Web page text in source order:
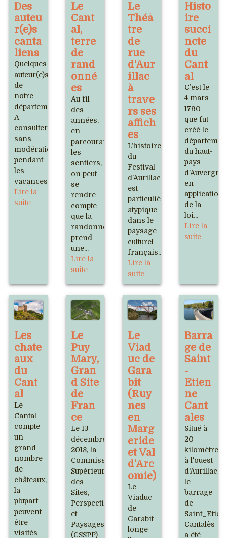
Des
auteu
r(e)s
canta
liens
Quelques
auteur(e)s
de
notre
département.
A
consulter
sans
modération
pendant
les
vacances.
Lire la
suite
Le
Cant
al,
terre
de
rand
onné
es
Au fil
des
années,
en
parcourant
les
sentiers,
on peut
se
rendre
compte
que la
randonnée
prend
une...
Lire la
suite
Le
Théâ
tre
de
rue
d'Aur
illac
à
trave
rs ses
affich
es
L’histoire
du
Festival
d’Aurillac
est
particulièrement
atypique
dans le
paysage
culturel
français...
Lire la
suite
Histo
ire
succi
ncte
du
Cant
al
C’est le
4 mars
1790
que fut
créé le
du haut-
pays
d’Auvergne
en
application
de la
loi...
Lire la
suite
Les
châte
aux
du
Cant
al
Le
Cantal
compte
un
grand
nombre
de
châteaux,
la
plupart
peuvent
être
visités
Le
Puy
Mary,
Gran
d Site
de
Fran
ce
Le 13
décembre
2018, la
Commission
Supérieure
des
Sites,
Perspectives
et
Paysages
(CSSPP)
Le
Viad
uc de
Gara
bit
(Ruy
nes
en
Marg
eride
et Val
d'Arc
omie)
Le
Viaduc
de
Garabit
longe
Barra
ge de
Saint
-
Etien
ne
Cant
ales
Situé à
20
kilomètres
à l'ouest
d'Aurillac,
le
barrage
de
Cantalès
a été